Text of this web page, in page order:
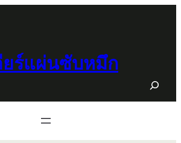
ยร์แผ่นซับหมึก
a
h